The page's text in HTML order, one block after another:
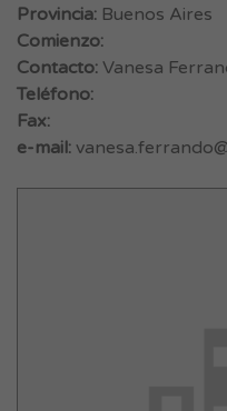
Provincia: Buenos Aires
Comienzo:
Contacto: Vanesa
Teléfono:
Fax:
e-mail: